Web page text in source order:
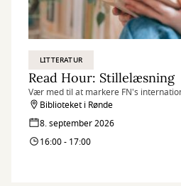
LITTERATUR
Read Hour: Stillelæsning
Vær med til at markere FN's
Biblioteket i Rønde
8. september 2026
16:00 - 17:00